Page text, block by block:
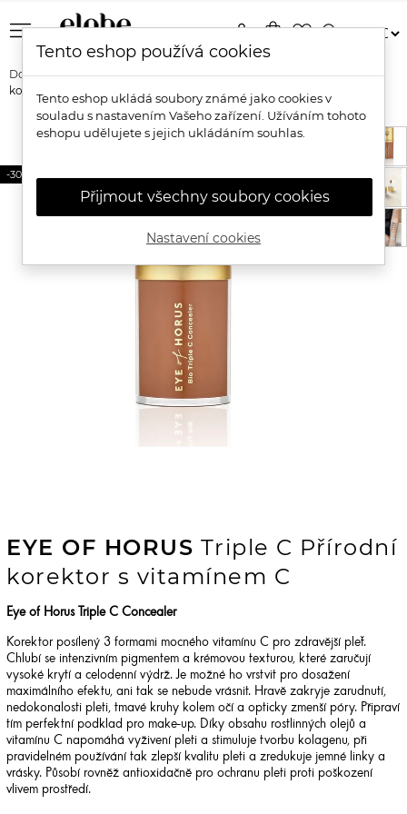
menu shopping_bagfavorite_bordersearch
person
Domů Značky Eye of Horus
Eye of Horus Triple C Přírodní
korektor s vitamínem C
-30%
EYE OF HORUS Triple C Přírodní
korektor s vitamínem C
Eye of Horus Triple C Concealer
Korektor posílený 3 formami mocného vitamínu C pro zdravější pleť.
Chlubí se intenzivním pigmentem a krémovou texturou, které zaručují
vysoké krytí a celodenní výdrž. Je možné ho vrstvit pro dosažení
maximálního efektu, ani tak se nebude vrásnit. Hravě zakryje zarudnutí,
nedokonalosti pleti, tmavé kruhy kolem očí a opticky zmenší póry. Připraví
tím perfektní podklad pro make-up. Díky obsahu rostlinných olejů a
vitamínu C napomáhá vyživení pleti a stimuluje tvorbu kolagenu, při
pravidelném používání tak zlepší kvalitu pleti a zredukuje jemné linky a
vrásky. Působí rovněž antioxidačně pro ochranu pleti proti poškození
vlivem prostředí.
Tento eshop používá cookies
Tento eshop ukládá soubory známé jako cookies v
souladu s nastavením Vašeho zařízení. Užíváním tohoto
eshopu udělujete s jejich ukládáním souhlas.
Přijmout všechny soubory cookies
Nastavení cookies